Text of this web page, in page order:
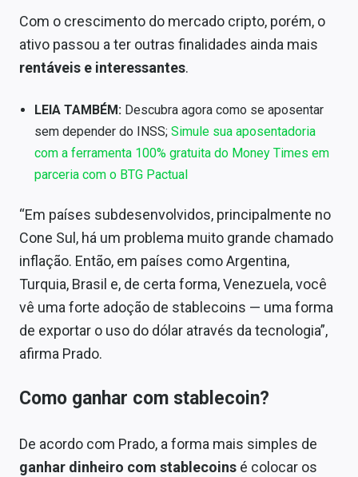
Com o crescimento do mercado cripto, porém, o
ativo passou a ter outras finalidades ainda mais
rentáveis e interessantes.
LEIA TAMBÉM: Descubra agora como se aposentar
sem depender do INSS;Simule sua aposentadoria
com a ferramenta 100% gratuita do Money Times em
parceria com o BTG Pactual
“Em países subdesenvolvidos, principalmente no
Cone Sul, há um problema muito grande chamado
inflação. Então, em países como Argentina,
Turquia, Brasil e, de certa forma, Venezuela, você
vê uma forte adoção de stablecoins — uma forma
de exportar o uso do dólar através da tecnologia”,
afirma Prado.
Como ganhar com stablecoin?
De acordo com Prado, a forma mais simples de
ganhar dinheiro com stablecoins é colocar os